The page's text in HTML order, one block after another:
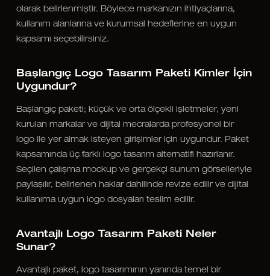
olarak belirlenmiştir. Böylece markanızın ihtiyaçlarına,
kullanım alanlarına ve kurumsal hedeflerine en uygun
kapsamı seçebilirsiniz.
Başlangıç Logo Tasarım Paketi Kimler İçin
Uygundur?
Başlangıç paketi; küçük ve orta ölçekli işletmeler, yeni
kurulan markalar ve dijital mecralarda profesyonel bir
logo ile yer almak isteyen girişimler için uygundur. Paket
kapsamında üç farklı logo tasarım alternatifi hazırlanır.
Seçilen çalışma mockup ve gerçekçi sunum görselleriyle
paylaşılır, belirlenen haklar dahilinde revize edilir ve dijital
kullanıma uygun logo dosyaları teslim edilir.
Avantajlı Logo Tasarım Paketi Neler
Sunar?
Avantajlı paket, logo tasarımının yanında temel bir